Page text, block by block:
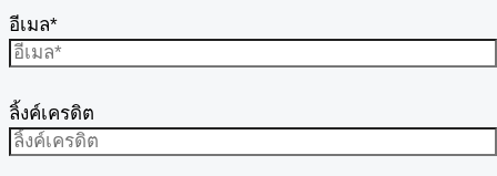
อีเมล*
ลิ้งค์เครดิต